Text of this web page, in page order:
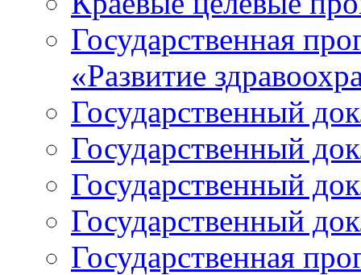
Государственная
«Развитие
Государственный
Государственный
Государственный
Государственный
Государственная